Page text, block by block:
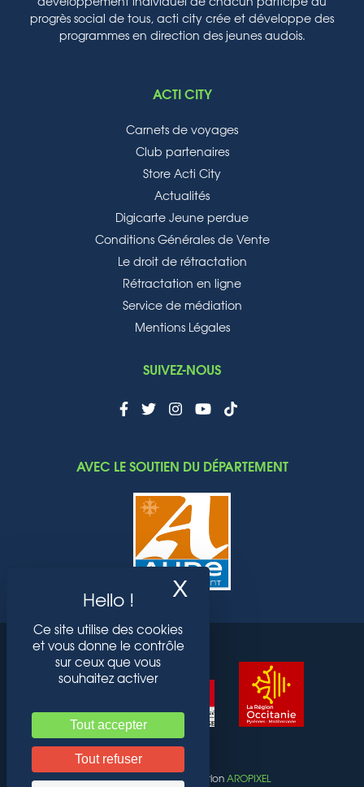
développement individuel de chacun participe au
progrès social de tous, acti city crée et développe des
programmes en direction des jeunes audois.
ACTI CITY
Carnets de voyages
Club partenaires
Store Acti City
Actualités
Digicarte Jeune perdue
Conditions Générales de Vente
Le droit de rétractation
Rétractation en ligne
Service de médiation
Mentions Légales
SUIVEZ-NOUS
AVEC LE SOUTIEN DU DÉPARTEMENT
ACTI CITY © 2022 Réalisation AROPIXEL
Ce site utilise des cookies
et vous donne le contrôle
sur ceux que vous
souhaitez activer
Tout accepter
Tout refuser
X Masquer le